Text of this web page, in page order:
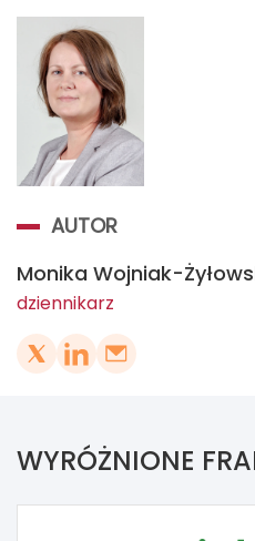
AUTOR
Monika Wojniak-
dziennikarz
WYRÓŻNIONE